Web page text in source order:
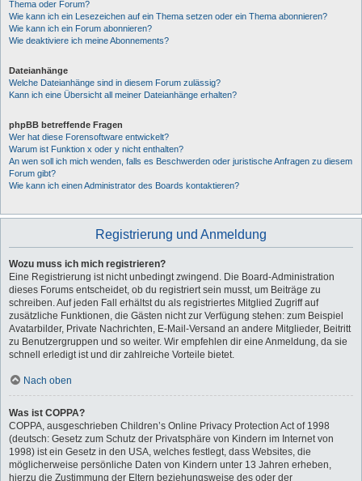
Thema oder Forum?
Wie kann ich ein Lesezeichen auf ein Thema setzen oder ein Thema abonnieren?
Wie kann ich ein Forum abonnieren?
Wie deaktiviere ich meine Abonnements?
Dateianhänge
Welche Dateianhänge sind in diesem Forum zulässig?
Kann ich eine Übersicht all meiner Dateianhänge erhalten?
phpBB betreffende Fragen
Wer hat diese Forensoftware entwickelt?
Warum ist Funktion x oder y nicht enthalten?
An wen soll ich mich wenden, falls es Beschwerden oder juristische Anfragen zu diesem
Forum gibt?
Wie kann ich einen Administrator des Boards kontaktieren?
Registrierung und Anmeldung
Wozu muss ich mich registrieren?
Eine Registrierung ist nicht unbedingt zwingend. Die Board-Administration
dieses Forums entscheidet, ob du registriert sein musst, um Beiträge zu
schreiben. Auf jeden Fall erhältst du als registriertes Mitglied Zugriff auf
zusätzliche Funktionen, die Gästen nicht zur Verfügung stehen: zum Beispiel
Avatarbilder, Private Nachrichten, E-Mail-Versand an andere Mitglieder, Beitritt
zu Benutzergruppen und so weiter. Wir empfehlen dir eine Anmeldung, da sie
schnell erledigt ist und dir zahlreiche Vorteile bietet.
Nach oben
Was ist COPPA?
COPPA, ausgeschrieben Children’s Online Privacy Protection Act of 1998
(deutsch: Gesetz zum Schutz der Privatsphäre von Kindern im Internet von
1998) ist ein Gesetz in den USA, welches festlegt, dass Websites, die
möglicherweise persönliche Daten von Kindern unter 13 Jahren erheben,
hierzu die Zustimmung der Eltern beziehungsweise des oder der